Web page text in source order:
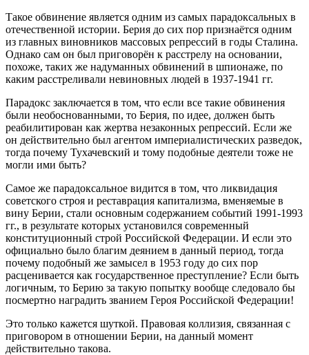
Такое обвинение является одним из самых парадоксальных в
отечественной истории. Берия до сих пор признаётся одним
из главных виновников массовых репрессий в годы Сталина.
Однако сам он был приговорён к расстрелу на основании,
похоже, таких же надуманных обвинений в шпионаже, по
каким расстреливали невиновных людей в 1937-1941 гг.
Парадокс заключается в том, что если все такие обвинения
были необоснованными, то Берия, по идее, должен быть
реабилитирован как жертва незаконных репрессий. Если же
он действительно был агентом империалистических разведок,
тогда почему Тухачевский и тому подобные деятели тоже не
могли ими быть?
Самое же парадоксальное видится в том, что ликвидация
советского строя и реставрация капитализма, вменяемые в
вину Берии, стали основным содержанием событий 1991-1993
гг., в результате которых установился современный
конституционный строй Российской Федерации. И если это
официально было благим деянием в данный период, тогда
почему подобный же замысел в 1953 году до сих пор
расценивается как государственное преступление? Если быть
логичным, то Берию за такую попытку вообще следовало бы
посмертно наградить званием Героя Российской Федерации!
Это только кажется шуткой. Правовая коллизия, связанная с
приговором в отношении Берии, на данный момент
действительно такова.